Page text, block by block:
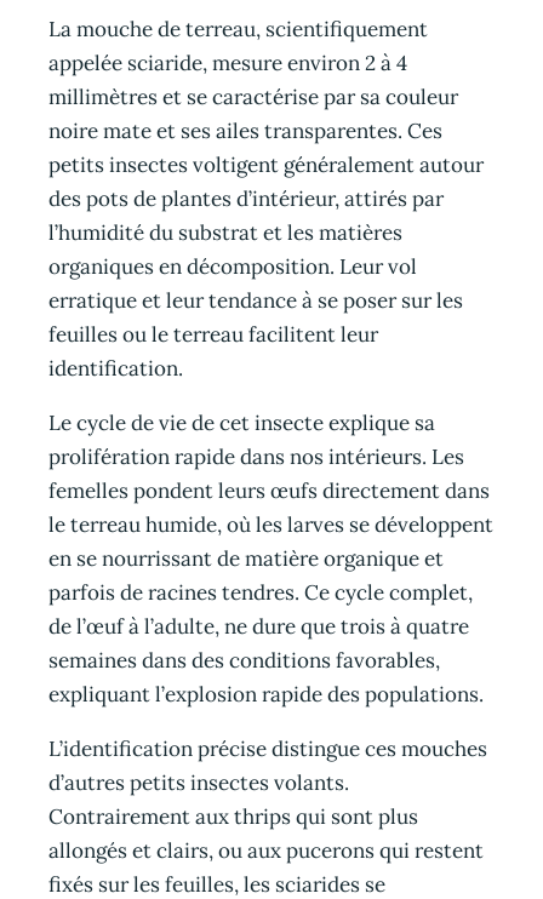
La mouche de terreau, scientifiquement
appelée sciaride, mesure environ 2 à 4
millimètres et se caractérise par sa couleur
noire mate et ses ailes transparentes. Ces
petits insectes voltigent généralement autour
des pots de plantes d’intérieur, attirés par
l’humidité du substrat et les matières
organiques en décomposition. Leur vol
erratique et leur tendance à se poser sur les
feuilles ou le terreau facilitent leur
identification.
Le cycle de vie de cet insecte explique sa
prolifération rapide dans nos intérieurs. Les
femelles pondent leurs œufs directement dans
le terreau humide, où les larves se développent
en se nourrissant de matière organique et
parfois de racines tendres. Ce cycle complet,
de l’œuf à l’adulte, ne dure que trois à quatre
semaines dans des conditions favorables,
expliquant l’explosion rapide des populations.
L’identification précise distingue ces mouches
d’autres petits insectes volants.
Contrairement aux thrips qui sont plus
allongés et clairs, ou aux pucerons qui restent
fixés sur les feuilles, les sciarides se